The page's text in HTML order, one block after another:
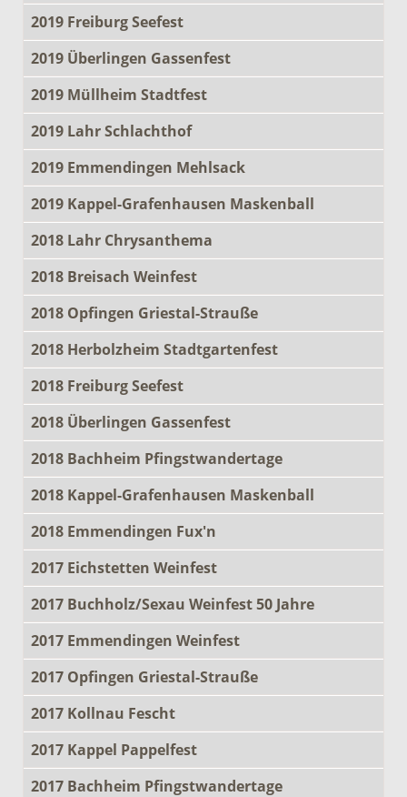
2019 Freiburg Seefest
2019 Überlingen Gassenfest
2019 Müllheim Stadtfest
2019 Lahr Schlachthof
2019 Emmendingen Mehlsack
2019 Kappel-Grafenhausen Maskenball
2018 Lahr Chrysanthema
2018 Breisach Weinfest
2018 Opfingen Griestal-Strauße
2018 Herbolzheim Stadtgartenfest
2018 Freiburg Seefest
2018 Überlingen Gassenfest
2018 Bachheim Pfingstwandertage
2018 Kappel-Grafenhausen Maskenball
2018 Emmendingen Fux'n
2017 Eichstetten Weinfest
2017 Buchholz/Sexau Weinfest 50 Jahre
2017 Emmendingen Weinfest
2017 Opfingen Griestal-Strauße
2017 Kollnau Fescht
2017 Kappel Pappelfest
2017 Bachheim Pfingstwandertage